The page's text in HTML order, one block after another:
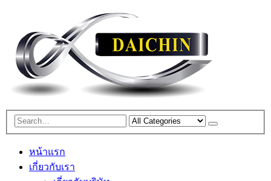
หน้าแรก
เกี่ยวกับเรา